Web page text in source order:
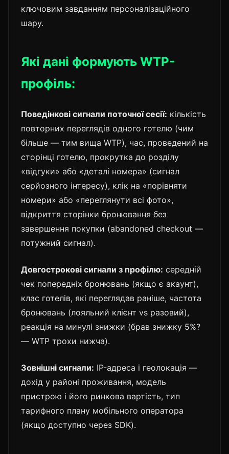
ключовим завданням персоналізаційного
шару.
Які дані формують WTP-
профіль:
Поведінкові сигнали поточної сесії: кількість
повторних переглядів одного готелю (чим
більше — тим вища WTP), час, проведений на
сторінці готелю, прокрутка до розділу
«відгуки» або «деталі номера» (сигнал
серйозного інтересу), клік на «порівняти
номери» або «переглянути всі фото»,
відкриття сторінки бронювання без
завершення покупки (abandoned checkout —
потужний сигнал).
Довгострокові сигнали з профілю: середній
чек попередніх бронювань (якщо є акаунт),
клас готелів, які переглядав раніше, частота
бронювань (лояльний клієнт vs разовий),
реакція на минулі знижки (брав знижку 5%?
— WTP трохи нижча).
Зовнішні сигнали: IP-адреса і геолокація —
дохід у районі проживання, модель
пристрою і його ринкова вартість, тип
тарифного плану мобільного оператора
(якщо доступно через SDK).